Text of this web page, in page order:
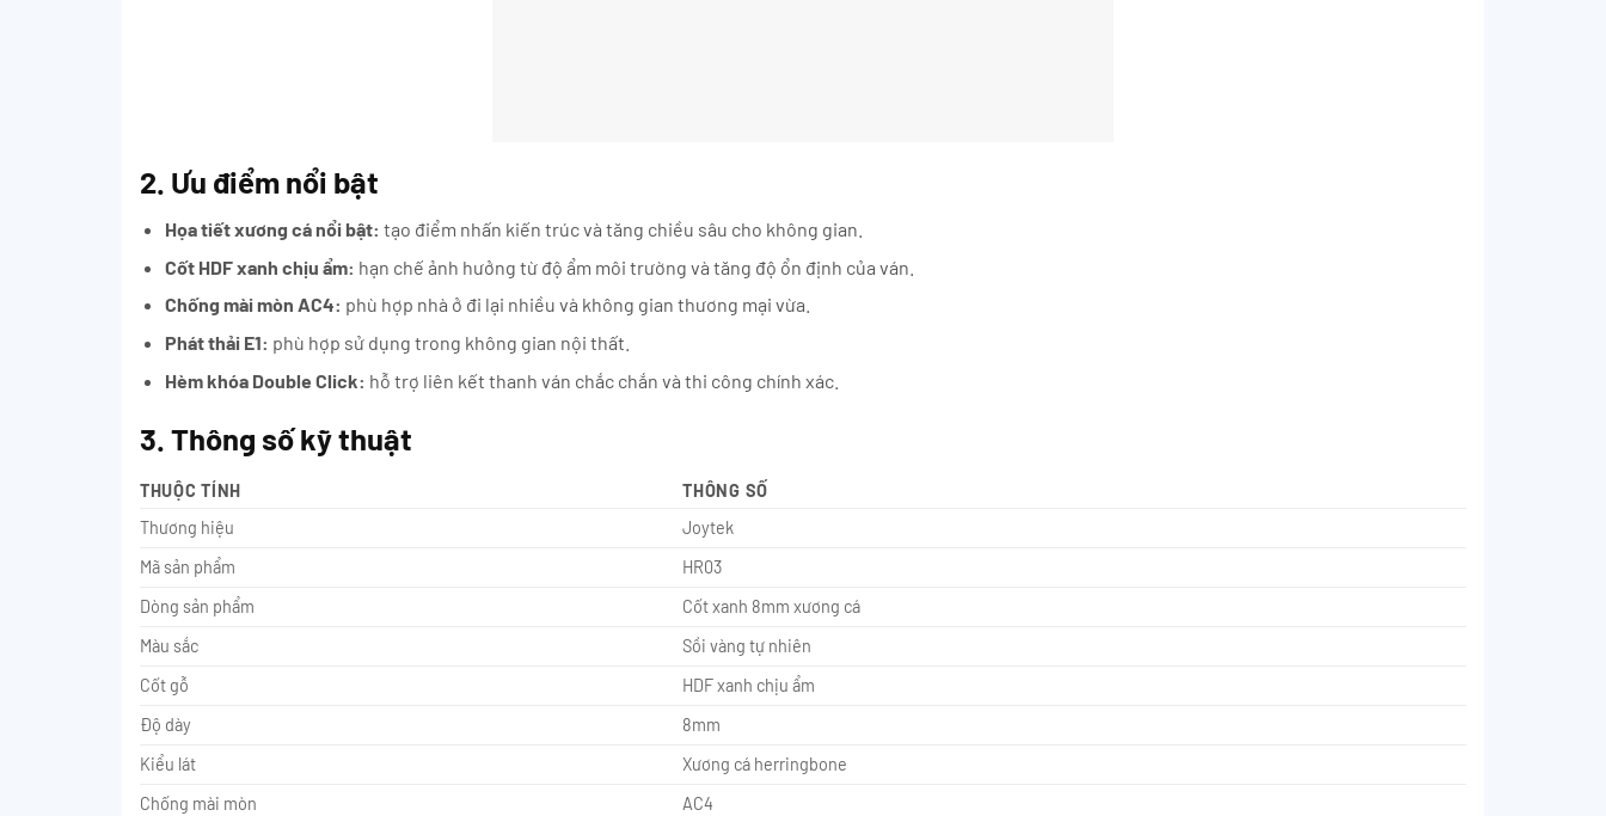
2. Ưu điểm nổi bật
Họa tiết xương cá nổi bật: tạo điểm nhấn kiến trúc và tăng chiều sâu cho không gian.
Cốt HDF xanh chịu ẩm: hạn chế ảnh hưởng từ độ ẩm môi trường và tăng độ ổn định của ván.
Chống mài mòn AC4: phù hợp nhà ở đi lại nhiều và không gian thương mại vừa.
Phát thải E1: phù hợp sử dụng trong không gian nội thất.
Hèm khóa Double Click: hỗ trợ liên kết thanh ván chắc chắn và thi công chính xác.
3. Thông số kỹ thuật
THUỘC TÍNH
THÔNG SỐ
Thương hiệu
Joytek
Mã sản phẩm
HR03
Dòng sản phẩm
Cốt xanh 8mm xương cá
Màu sắc
Sồi vàng tự nhiên
Cốt gỗ
HDF xanh chịu ẩm
Độ dày
8mm
Kiểu lát
Xương cá herringbone
Chống mài mòn
AC4